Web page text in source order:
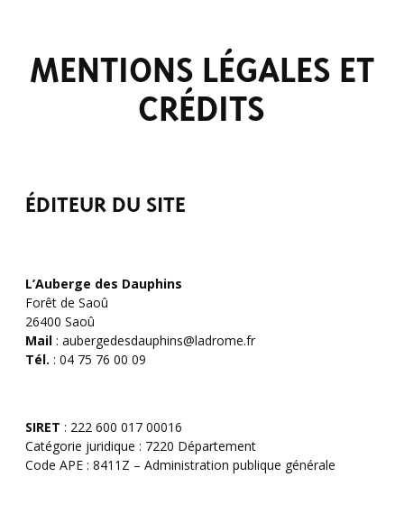
MENTIONS LÉGALES ET
CRÉDITS
ÉDITEUR DU SITE
L’Auberge des Dauphins
Forêt de Saoû
26400 Saoû
Mail : aubergedesdauphins@ladrome.fr
Tél. : 04 75 76 00 09
SIRET : 222 600 017 00016
Catégorie juridique : 7220 Département
Code APE : 8411Z – Administration publique générale